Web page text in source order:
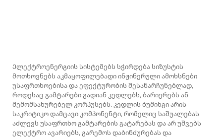
Ელექტროენერგიის სისტემებს სჭირდება სიზუსტის
მოთხოვნებს აკმაყოფილებადი ინჟინერული ამოხსნები
უსაფრთხოებისა და ეფექტურობის შესანარჩუნებლად,
როდესაც გამტარები გადიან კედლებს, ბარიერებს ან
შემომსახურებელ კორპუსებს. კედლის ბუშინგი არის
საკრიტიკო დამცავი კომპონენტი, რომელიც საშუალებას
აძლევს უსაფრთხო გამტარების გატარებას და არ უშვებს
ელექტრო ავარიებს, გარემოს დაბინძურებას და